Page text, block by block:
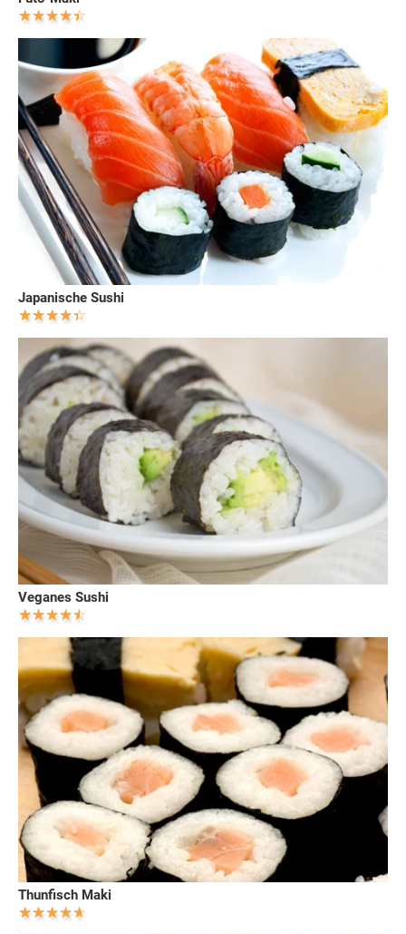
Japanische Sushi
Veganes Sushi
Thunfisch Maki